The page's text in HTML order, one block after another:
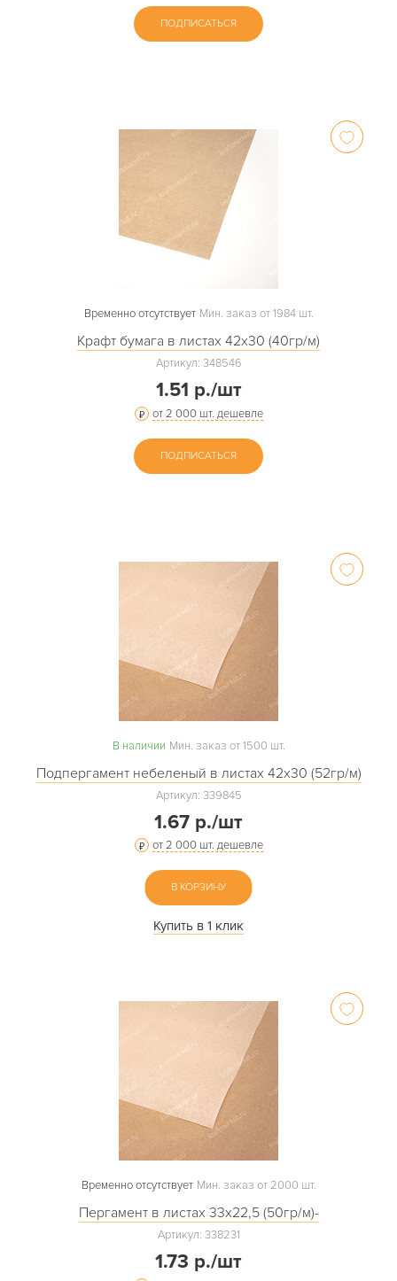
ПОДПИСАТЬСЯ
Временно отсутствует Мин. заказ от 1984 шт.
Крафт бумага в листах 42х30 (40гр/м)
Артикул: 348546
1.51 р./шт
от 2 000 шт. дешевле
ПОДПИСАТЬСЯ
В наличии Мин. заказ от 1500 шт.
Подпергамент небеленый в листах 42х30 (52гр/м)
Артикул: 339845
1.67 р./шт
от 2 000 шт. дешевле
В КОРЗИНУ
Купить в 1 клик
Временно отсутствует Мин. заказ от 2000 шт.
Пергамент в листах 33х22,5 (50гр/м)-
Артикул: 338231
1.73 р./шт